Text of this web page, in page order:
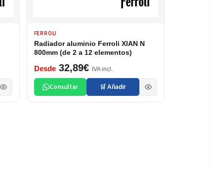
FERROLI
Radiador aluminio Ferroli XIAN N
800mm (de 2 a 12 elementos)
Desde32,89€ IVA incl.
Consultar 🛒 Añadir